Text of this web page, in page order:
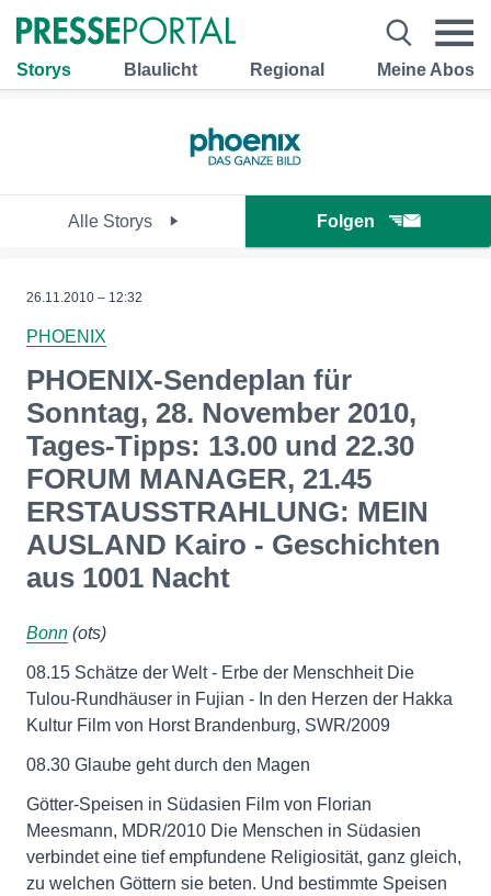
Storys Blaulicht Regional Meine Abos
Alle Storys Folgen
26.11.2010 – 12:32
PHOENIX
PHOENIX-Sendeplan für
Sonntag, 28. November 2010,
Tages-Tipps: 13.00 und 22.30
FORUM MANAGER, 21.45
ERSTAUSSTRAHLUNG: MEIN
AUSLAND Kairo - Geschichten
aus 1001 Nacht
Bonn (ots)
08.15 Schätze der Welt - Erbe der Menschheit Die
Tulou-Rundhäuser in Fujian - In den Herzen der Hakka
Kultur Film von Horst Brandenburg, SWR/2009
08.30 Glaube geht durch den Magen
Götter-Speisen in Südasien Film von Florian
Meesmann, MDR/2010 Die Menschen in Südasien
verbindet eine tief empfundene Religiosität, ganz gleich,
zu welchen Göttern sie beten. Und bestimmte Speisen